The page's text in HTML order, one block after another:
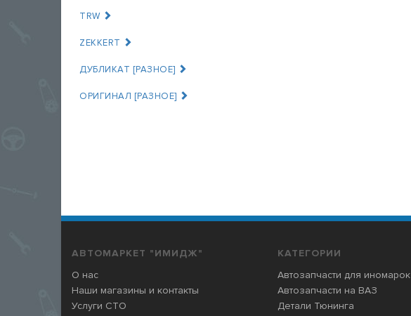
TRW
ZEKKERT
ДУБЛИКАТ [РАЗНОЕ]
ОРИГИНАЛ [РАЗНОЕ]
АВТОМАРКЕТ "ИМИДЖ"
О нас
Наши магазины и контакты
Услуги СТО
КАТЕГОРИИ
Автозапчасти для иномарок
Автозапчасти на ВАЗ
Детали Тюнинга